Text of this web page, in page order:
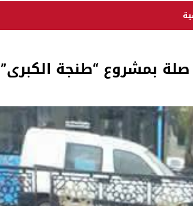
بمشروع “طنجة الكبرى”